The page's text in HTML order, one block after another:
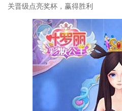
关晋级点亮奖杯，赢得胜利